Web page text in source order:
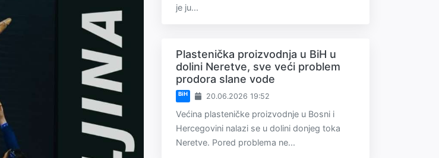
je ju...
Plastenička proizvodnja u BiH u
dolini Neretve, sve veći problem
prodora slane vode
BiH 20.06.2026 19:52
Većina plasteničke proizvodnje u Bosni i
Hercegovini nalazi se u dolini donjeg toka
Neretve. Pored problema ne...